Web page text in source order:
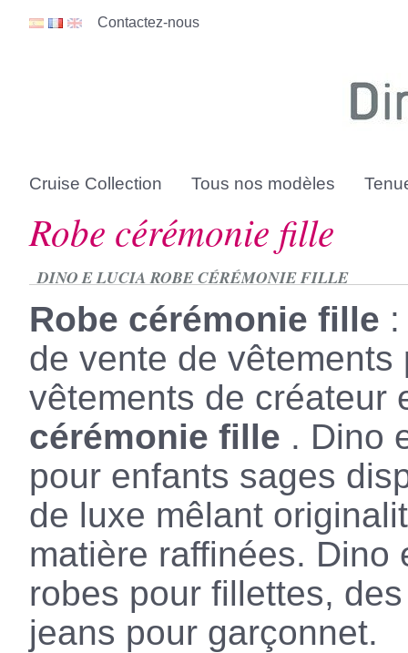
Contactez-nous
Cruise Collection Tous nos modèles
Robe cérémonie fille
DINO E LUCIA ROBE CÉRÉMONIE FILLE
Robe cérémonie fille
de vente de
vêtements de créateur
cérémonie fille . Dino
pour enfants sages
de luxe mêlant
matière raffinées. Dino
robes pour fillettes,
jeans pour garçonnet.